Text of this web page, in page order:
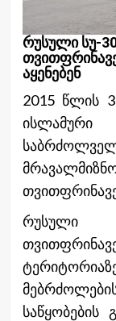
რუსული სუ-
აყენებენ
2015 წლის
ისლამური
რუსული